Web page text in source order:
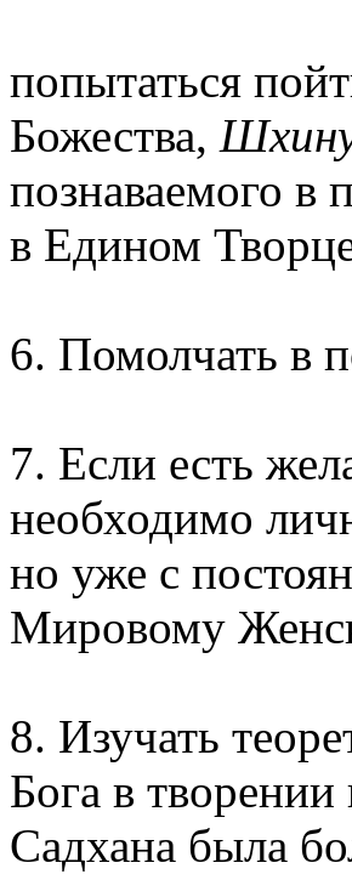
попытаться
Божества,
познаваемого в
в Едином
6. Помолчать в
7. Если есть
необходимо
но уже с
Мировому
8. Изучать
Бога в
Садхана была